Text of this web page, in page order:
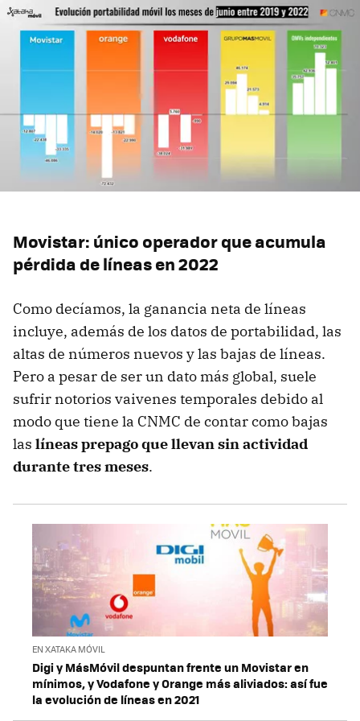
Movistar: único operador que acumula
pérdida de líneas en 2022
Como decíamos, la ganancia neta de líneas
incluye, además de los datos de portabilidad, las
altas de números nuevos y las bajas de líneas.
Pero a pesar de ser un dato más global, suele
sufrir notorios vaivenes temporales debido al
modo que tiene la CNMC de contar como bajas
las líneas prepago que llevan sin actividad
durante tres meses.
EN XATAKA MÓVIL
Digi y MásMóvil despuntan frente un Movistar en
mínimos, y Vodafone y Orange más aliviados: así fue
la evolución de líneas en 2021